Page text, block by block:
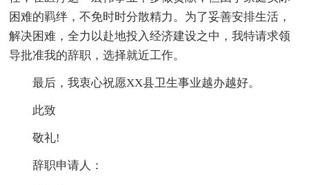
困难的羁绊，不免时时分散精力。为了妥善安排生活，
解决困难，全力以赴地投入经济建设之中，我特请求领
导批准我的辞职，选择就近工作。
最后，我衷心祝愿XX县卫生事业越办越好。
此致
敬礼!
辞职申请人：